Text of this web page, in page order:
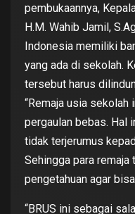
pembukaannya,
H.M. Wahib Jamil,
Indonesia memiliki
yang ada di sekolah.
tersebut harus
“Remaja usia sekolah
pergaulan bebas. Hal
tidak terjerumus
Sehingga para
pengetahuan agar
“BRUS ini sebagai